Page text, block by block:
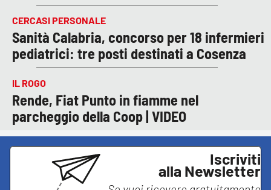
CERCASI PERSONALE
Sanità Calabria, concorso per 18 infermieri
pediatrici: tre posti destinati a Cosenza
IL ROGO
Rende, Fiat Punto in fiamme nel
parcheggio della Coop | VIDEO
Iscriviti
alla Newsletter